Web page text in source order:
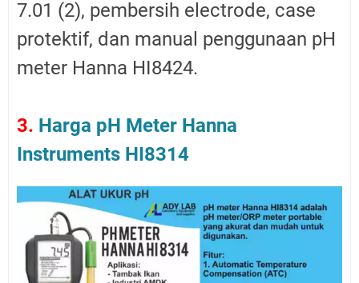
7.01 (2), pembersih electrode, case
protektif, dan manual penggunaan pH
meter Hanna HI8424.
3. Harga pH Meter Hanna
Instruments HI8314